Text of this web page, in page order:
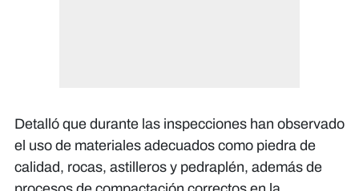
Detalló que durante las inspecciones han observado
el uso de materiales adecuados como piedra de
calidad, rocas, astilleros y pedraplén, además de